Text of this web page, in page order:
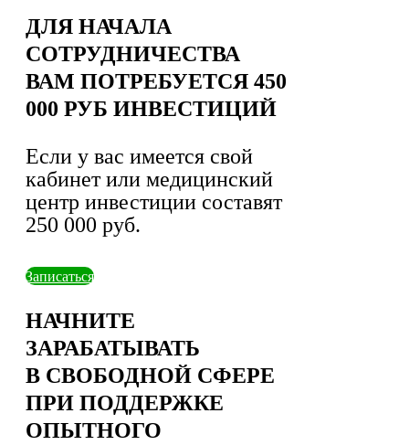
ДЛЯ НАЧАЛА
СОТРУДНИЧЕСТВА
ВАМ ПОТРЕБУЕТСЯ 450
000 РУБ ИНВЕСТИЦИЙ
Если у вас имеется свой
кабинет или медицинский
центр инвестиции составят
250 000 руб.
Записаться
НАЧНИТЕ
ЗАРАБАТЫВАТЬ
В СВОБОДНОЙ СФЕРЕ
ПРИ ПОДДЕРЖКЕ
ОПЫТНОГО